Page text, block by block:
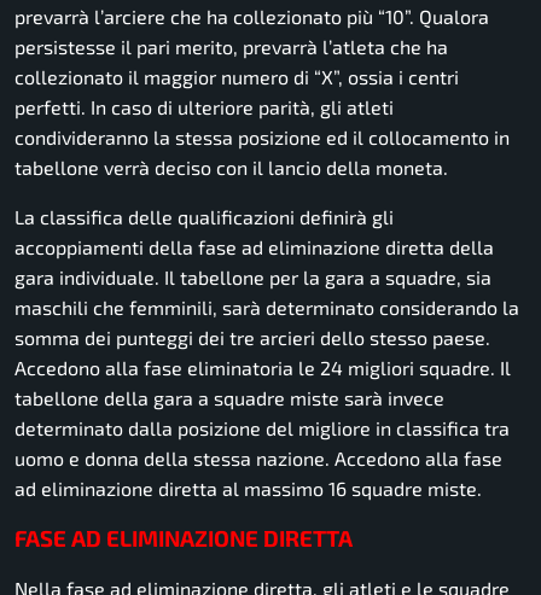
prevarrà l’arciere che ha collezionato più “10”. Qualora
persistesse il pari merito, prevarrà l’atleta che ha
collezionato il maggior numero di “X”, ossia i centri
perfetti. In caso di ulteriore parità, gli atleti
condivideranno la stessa posizione ed il collocamento in
tabellone verrà deciso con il lancio della moneta.
La classifica delle qualificazioni definirà gli
accoppiamenti della fase ad eliminazione diretta della
gara individuale. Il tabellone per la gara a squadre, sia
maschili che femminili, sarà determinato considerando la
somma dei punteggi dei tre arcieri dello stesso paese.
Accedono alla fase eliminatoria le 24 migliori squadre. Il
tabellone della gara a squadre miste sarà invece
determinato dalla posizione del migliore in classifica tra
uomo e donna della stessa nazione. Accedono alla fase
ad eliminazione diretta al massimo 16 squadre miste.
FASE AD ELIMINAZIONE DIRETTA
Nella fase ad eliminazione diretta, gli atleti e le squadre